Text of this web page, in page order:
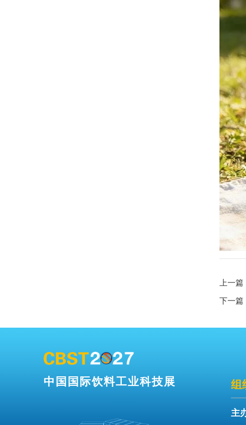
上一篇
下一篇
中国国际饮料工业科技展 组
主